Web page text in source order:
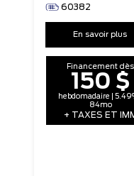
60382
En savoir plus
Financement dès
150 $
hebdomadaire |
84mo
+ TAXES ET